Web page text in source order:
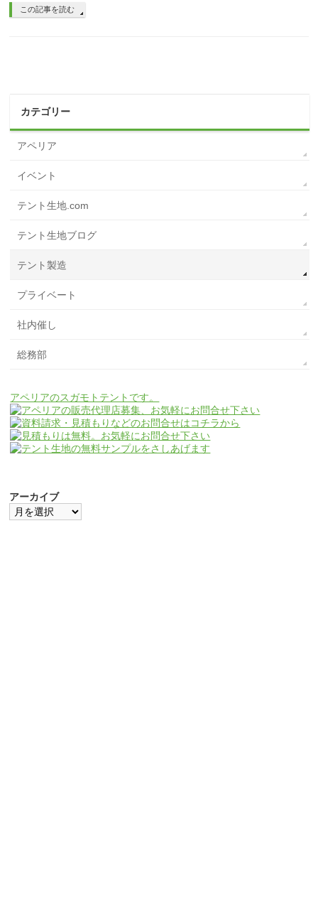
この記事を読む
カテゴリー
アペリア
イベント
テント生地.com
テント生地ブログ
テント製造
プライベート
社内催し
総務部
アペリアのスガモトテントです。
アーカイブ
ア
ー